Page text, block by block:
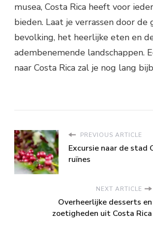
musea, Costa Rica heeft voor
bieden. Laat je verrassen door de
bevolking, het heerlijke eten en
adembenemende landschappen.
naar Costa Rica zal je nog lang
PREVIOUS ARTICLE
Excursie naar de stad
ruïnes
NEXT ARTICLE
Overheerlijke desserts en
zoetigheden uit Costa Rica